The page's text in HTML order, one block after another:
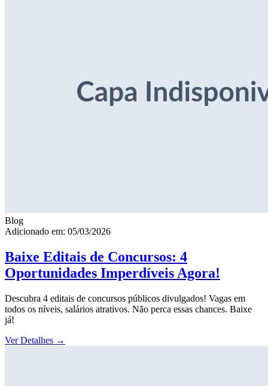
Blog
Adicionado em: 05/03/2026
Baixe Editais de Concursos: 4
Oportunidades Imperdíveis Agora!
Descubra 4 editais de concursos públicos divulgados! Vagas em
todos os níveis, salários atrativos. Não perca essas chances. Baixe
já!
Ver Detalhes →